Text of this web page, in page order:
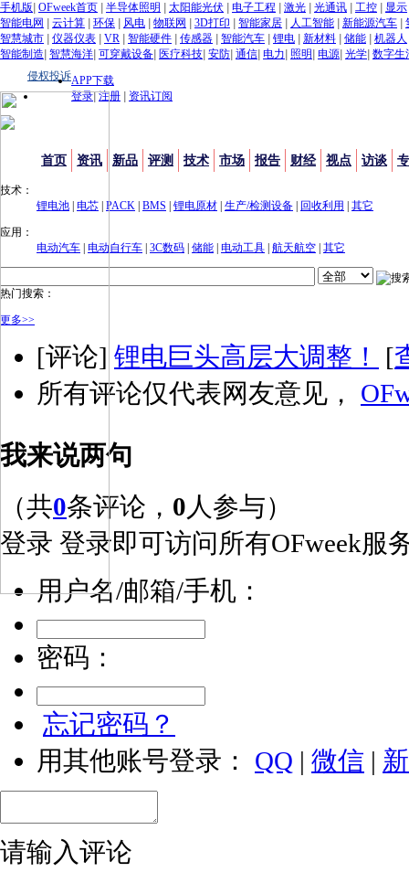
手机版 OFweek首页 半导体照明 太阳能光伏 电子工程 激光 光通讯 工控
显示
智能电网
云计算 环保 风电 物联网 3D打印 智能家居 人工智能 新能源汽车
智慧城市
仪器仪表 VR 智能硬件 传感器 智能汽车 锂电 新材料 储能
机器人
智能制造 智慧海洋 可穿戴设备 医疗科技 安防 通信 电力 照明 电源 光学 数字生
侵权投诉APP下载
登录| 注册 资讯订阅
首页 资讯 新品 评测 技术 市场 报告 财经 视点 访谈
技术：
锂电池 电芯 PACK BMS 锂电原材 生产/检测设备 回收利用 其它
应用：
电动汽车 电动自行车 3C数码 储能 电动工具 航天航空 其它
热门搜索：
更多>>
[评论] 锂电巨头高层大调整！ [
所有评论仅代表网友意见，
我来说两句
（共0条评论， 0 人参与）
登录 登录即可访问所有OFweek服
用户名/邮箱/手机：
密码：
忘记密码？
用其他账号登录： QQ | 微信 |
请输入评论